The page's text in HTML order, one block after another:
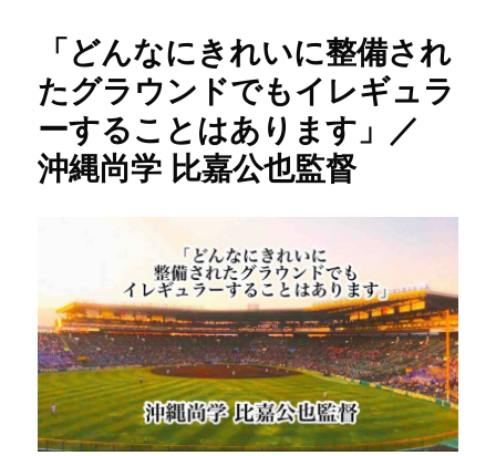
を
与
え
る
た
め
に、
者
が
い
る」
／
沖
縄
尚
学
「どんなにきれいに整備され
たグラウンドでもイレギュラ
ーすることはあります」／
沖縄尚学 比嘉公也監督